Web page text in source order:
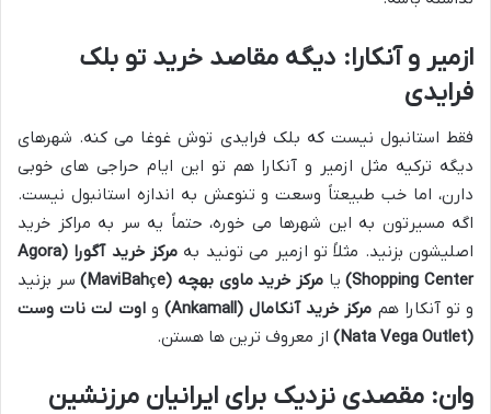
ازمیر و آنکارا: دیگه مقاصد خرید تو بلک
فرایدی
فقط استانبول نیست که بلک فرایدی توش غوغا می کنه. شهرهای
دیگه ترکیه مثل ازمیر و آنکارا هم تو این ایام حراجی های خوبی
دارن، اما خب طبیعتاً وسعت و تنوعش به اندازه استانبول نیست.
اگه مسیرتون به این شهرها می خوره، حتماً یه سر به مراکز خرید
اصلیشون بزنید. مثلاً تو ازمیر می تونید به
مرکز خرید آگورا (Agora
Shopping Center) یا مرکز خرید ماوی بهچه (MaviBahçe)
سر بزنید
و تو آنکارا هم مرکز خرید آنکامال (Ankamall) واوت لت نات وست
(Nata Vega Outlet)
از معروف ترین ها هستن.
وان: مقصدی نزدیک برای ایرانیان مرزنشین